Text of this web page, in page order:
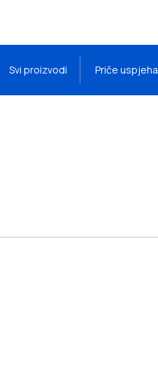
Svi proizvodi Priče uspjeha